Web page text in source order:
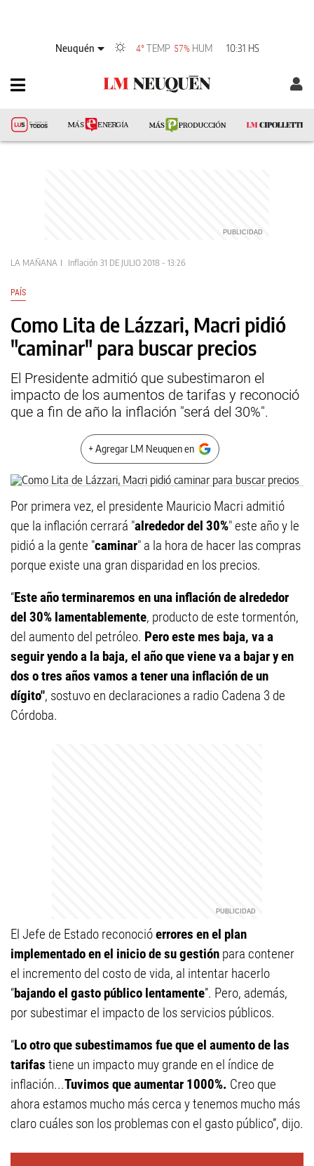
Neuquén 4° TEMP 57% HUM 10:31 HS
LA MAÑANA Inflación 31 DE JULIO 2018 - 13:26
PAÍS
Como Lita de Lázzari, Macri pidió
"caminar" para buscar precios
El Presidente admitió que subestimaron el
impacto de los aumentos de tarifas y reconoció
que a fin de año la inflación "será del 30%".
+ Agregar LM Neuquen en
Por primera vez, el presidente Mauricio Macri admitió
que la inflación cerrará "alrededor del 30%" este año y le
pidió a la gente "caminar" a la hora de hacer las compras
porque existe una gran disparidad en los precios.
“Este año terminaremos en una inflación de alrededor
del 30% lamentablemente, producto de este tormentón,
del aumento del petróleo. Pero este mes baja, va a
seguir yendo a la baja, el año que viene va a bajar y en
dos o tres años vamos a tener una inflación de un
dígito", sostuvo en declaraciones a radio Cadena 3 de
Córdoba.
El Jefe de Estado reconocióerrores en el plan
implementado en el inicio de su gestión para contener
el incremento del costo de vida, al intentar hacerlo
“bajando el gasto público lentamente”. Pero, además,
por subestimar el impacto de los servicios públicos.
“Lo otro que subestimamos fue que el aumento de las
tarifas tiene un impacto muy grande en el índice de
inflación...Tuvimos que aumentar 1000%. Creo que
ahora estamos mucho más cerca y tenemos mucho más
claro cuáles son los problemas con el gasto público”, dijo.